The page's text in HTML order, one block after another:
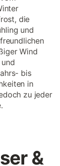
die
und
Wind
bis
in
zu jeder
&